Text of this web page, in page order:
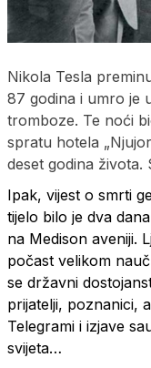
Nikola Tesla
87 godina i umro je
tromboze. Te noći
spratu hotela
deset godina života.
Ipak, vijest o smrti
tijelo bilo je dva
na Medison aveniji.
počast velikom
se državni
prijatelji, poznanici,
Telegrami i izjave
svijeta…